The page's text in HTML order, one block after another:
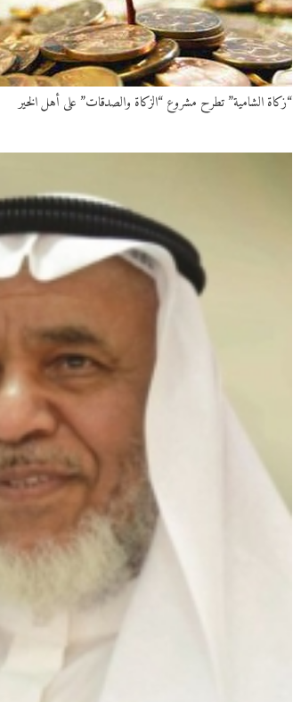
“زكاة الشامية” تطرح مشروع “الزكاة والصدقات” على أهل الخير